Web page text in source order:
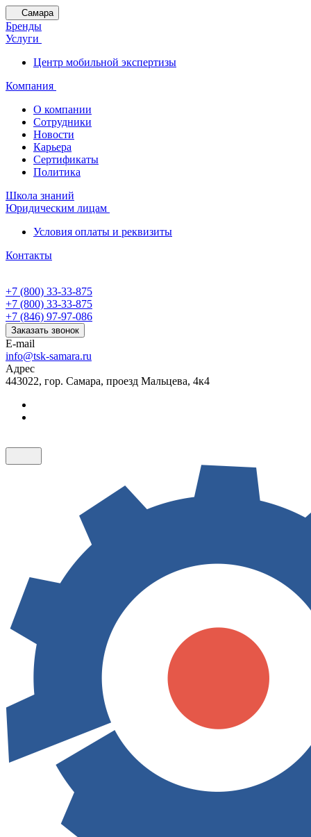
Самара
Бренды
Услуги
Центр мобильной экспертизы
Компания
О компании
Сотрудники
Новости
Карьера
Сертификаты
Политика
Школа знаний
Юридическим лицам
Условия оплаты и реквизиты
Контакты
+7 (800) 33-33-875
+7 (800) 33-33-875
+7 (846) 97-97-086
Заказать звонок
E-mail
info@tsk-samara.ru
Адрес
443022, гор. Самара, проезд Мальцева, 4к4